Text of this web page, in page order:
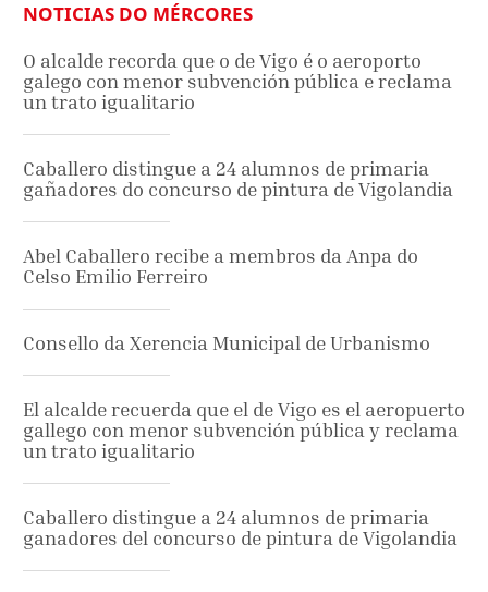
NOTICIAS DO MÉRCORES
O alcalde recorda que o de Vigo é o aeroporto
galego con menor subvención pública e reclama
un trato igualitario
Caballero distingue a 24 alumnos de primaria
gañadores do concurso de pintura de Vigolandia
Abel Caballero recibe a membros da Anpa do
Celso Emilio Ferreiro
Consello da Xerencia Municipal de Urbanismo
El alcalde recuerda que el de Vigo es el aeropuerto
gallego con menor subvención pública y reclama
un trato igualitario
Caballero distingue a 24 alumnos de primaria
ganadores del concurso de pintura de Vigolandia